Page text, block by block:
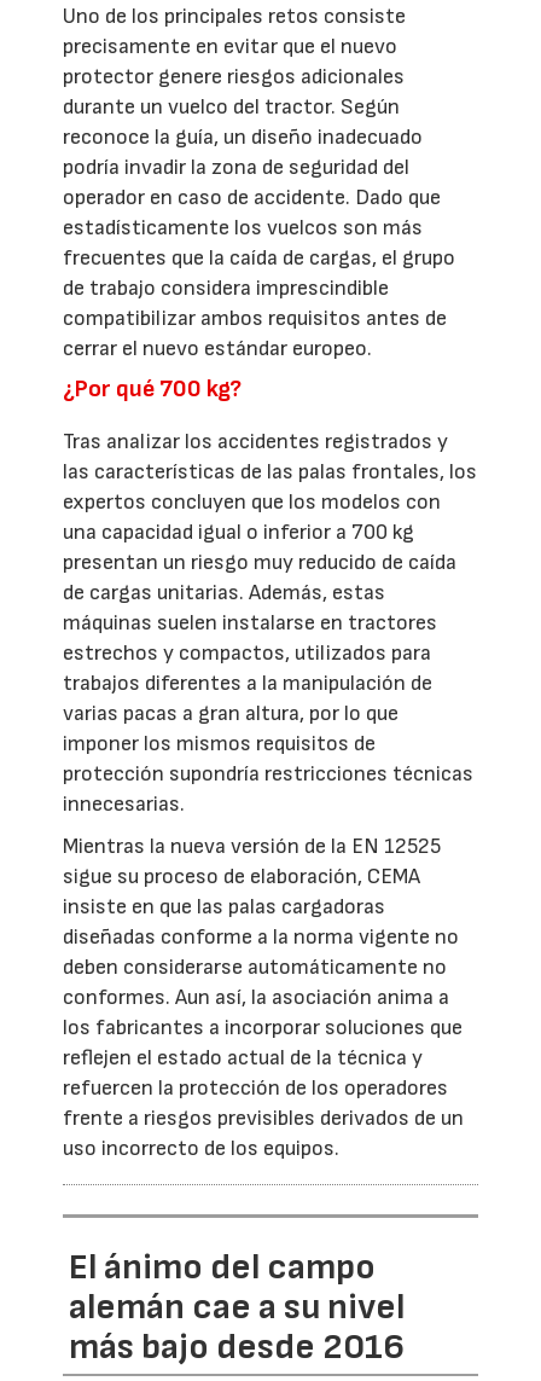
Uno de los principales retos consiste
precisamente en evitar que el nuevo
protector genere riesgos adicionales
durante un vuelco del tractor. Según
reconoce la guía, un diseño inadecuado
podría invadir la zona de seguridad del
operador en caso de accidente. Dado que
estadísticamente los vuelcos son más
frecuentes que la caída de cargas, el grupo
de trabajo considera imprescindible
compatibilizar ambos requisitos antes de
cerrar el nuevo estándar europeo.
¿Por qué 700 kg?
Tras analizar los accidentes registrados y
las características de las palas frontales, los
expertos concluyen que los modelos con
una capacidad igual o inferior a 700 kg
presentan un riesgo muy reducido de caída
de cargas unitarias. Además, estas
máquinas suelen instalarse en tractores
estrechos y compactos, utilizados para
trabajos diferentes a la manipulación de
varias pacas a gran altura, por lo que
imponer los mismos requisitos de
protección supondría restricciones técnicas
innecesarias.
Mientras la nueva versión de la EN 12525
sigue su proceso de elaboración, CEMA
insiste en que las palas cargadoras
diseñadas conforme a la norma vigente no
deben considerarse automáticamente no
conformes. Aun así, la asociación anima a
los fabricantes a incorporar soluciones que
reflejen el estado actual de la técnica y
refuercen la protección de los operadores
frente a riesgos previsibles derivados de un
uso incorrecto de los equipos.
El ánimo del campo
alemán cae a su nivel
más bajo desde 2016